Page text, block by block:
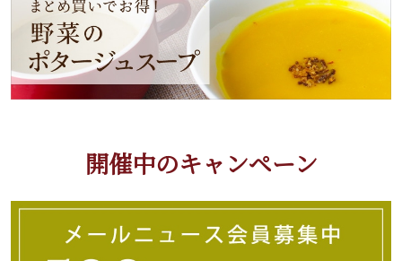
開催中のキャンペーン